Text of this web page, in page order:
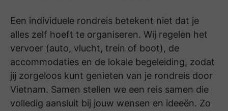
Een individuele rondreis betekent niet dat je
alles zelf hoeft te organiseren. Wij regelen het
vervoer (auto, vlucht, trein of boot), de
accommodaties en de lokale begeleiding, zodat
jij zorgeloos kunt genieten van je rondreis door
Vietnam. Samen stellen we een reis samen die
volledig aansluit bij jouw wensen en ideeën. Zo